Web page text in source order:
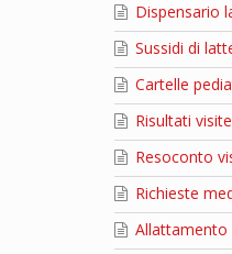
Dispensario
Sussidi di
Cartelle
Risultati
Resoconto
Richieste
Allattamento